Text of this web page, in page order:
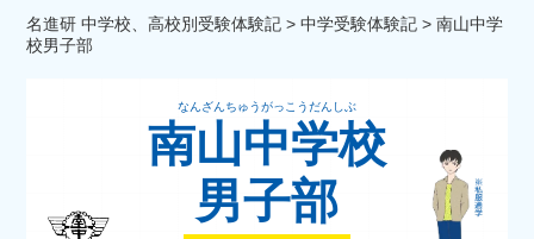
名進研 中学校、高校別受験体験記 >中学受験体験記 >南山中学
校男子部
なんざんちゅうがっこうだんしぶ
南山中学校
男子部